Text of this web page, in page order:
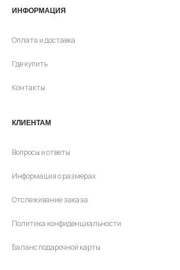
ИНФОРМАЦИЯ
Оплата и доставка
Где купить
Контакты
КЛИЕНТАМ
Вопросы и ответы
Информация о размерах
Отслеживание заказа
Политика конфиденциальности
Баланс подарочной карты